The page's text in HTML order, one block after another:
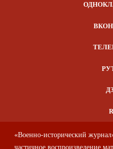
«Военно-исторический
частичное воспроизведение